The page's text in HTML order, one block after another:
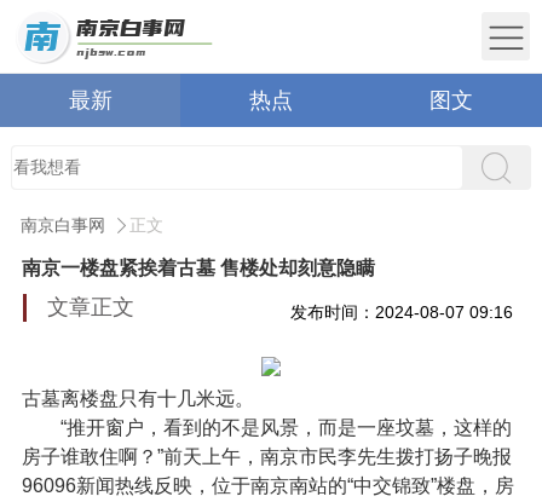
最新 热点 图文
南京白事网 正文
南京一楼盘紧挨着古墓 售楼处却刻意隐瞒
文章正文 发布时间：2024-08-07 09:16
古墓离楼盘只有十几米远。
“推开窗户，看到的不是风景，而是一座坟墓，这样的
房子谁敢住啊？”前天上午，南京市民李先生拨打扬子晚报
96096新闻热线反映，位于南京南站的“中交锦致”楼盘，房